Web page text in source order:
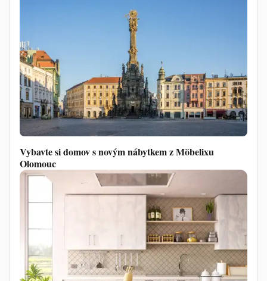
Vybavte si domov s novým nábytkem z Möbelixu
Olomouc